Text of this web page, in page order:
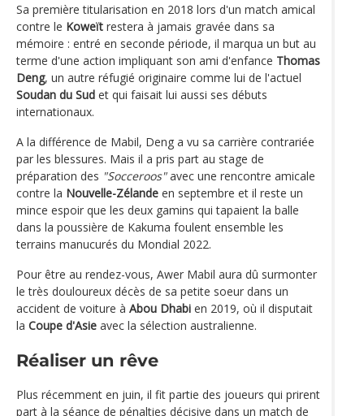
Sa première titularisation en 2018 lors d'un match amical
contre le Koweït restera à jamais gravée dans sa
mémoire : entré en seconde période, il marqua un but au
terme d'une action impliquant son ami d'enfance Thomas
Deng, un autre réfugié originaire comme lui de l'actuel
Soudan du Sud et qui faisait lui aussi ses débuts
internationaux.
A la différence de Mabil, Deng a vu sa carrière contrariée
par les blessures. Mais il a pris part au stage de
préparation des "Socceroos"avec une rencontre amicale
contre la Nouvelle-Zélande en septembre et il reste un
mince espoir que les deux gamins qui tapaient la balle
dans la poussière de Kakuma foulent ensemble les
terrains manucurés du Mondial 2022.
Pour être au rendez-vous, Awer Mabil aura dû surmonter
le très douloureux décès de sa petite soeur dans un
accident de voiture à Abou Dhabi en 2019, où il disputait
la Coupe d'Asie avec la sélection australienne.
Réaliser un rêve
Plus récemment en juin, il fit partie des joueurs qui prirent
part à la séance de pénalties décisive dans un match de